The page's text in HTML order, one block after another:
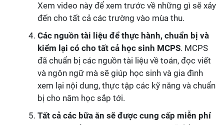
Xem video này để xem trước về những gì sẽ xảy
đến cho tất cả các trường vào mùa thu.
Các nguồn tài liệu để thực hành, chuẩn bị và
kiểm lại có cho tất cả học sinh MCPS. MCPS
đã chuẩn bị các nguồn tài liệu về toán, đọc viết
và ngôn ngữ mà sẽ giúp học sinh và gia đình
xem lại nội dung, thực tập các kỹ năng và chuẩn
bị cho năm học sắp tới.
Tất cả các bữa ăn sẽ được cung cấp miễn phí